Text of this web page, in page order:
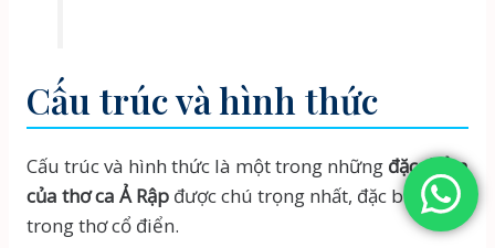
Cấu trúc và hình thức
Cấu trúc và hình thức là một trong những đặc điểm
của thơ ca Ả Rậpđược chú trọng nhất, đặc biệt là
trong thơ cổ điển.